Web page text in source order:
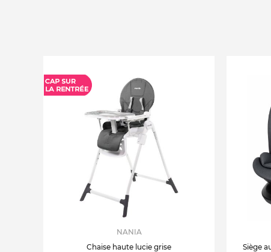
Matelas, drap-housse, couvre-pieds et
NANIA
Chaise haute lucie grise
Siège